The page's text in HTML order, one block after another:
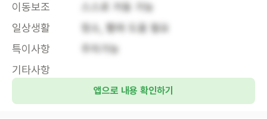
이동보조
스스로 거동 가능
일상생활
청소, 빨래 도움 필요
특이사항
주차가능
기타사항
앱으로 내용 확인하기